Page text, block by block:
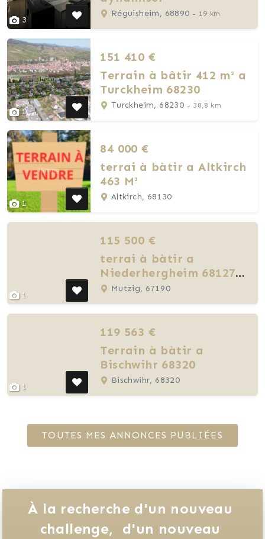
3
Réguisheim, 68890 - 19 km
1
151 410 €
Terrain à bâtir 412 m² a
Turckheim 68230
Turckheim, 68230 - 38,8 km
1
84 000 €
terrai à bàtir a Altkirch
463 M²
Altkirch, 68130
1
115 500 €
terrai à bàtir a
Niederhergheim 68127 -
349 M²
Mutzig, 67190
1
119 563 €
Terrain à bàtir a
Bischwihr 68320
Bischwihr, 68320
TOUTES MES ANNONCES PUBLIÉES
À la recherche d'un nouveau
challenge,
d'un nouveau